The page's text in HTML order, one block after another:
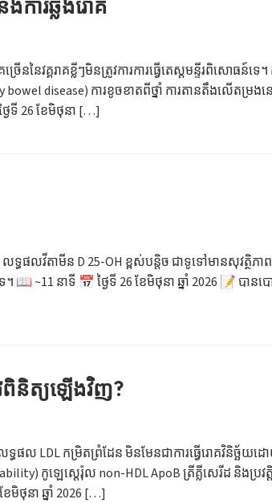
ការឆ្លងរោគ
នៃវគ្គរាគខ្លីៗមិនត្រូវការការធ្វើតេស្តមន្ទីរពិសោធ
disease) ការខូចខាតពីថ្នាំ ការតានតឹងលើតម្រ
ងៃទី 26 ខែមិថុនា […]
ធផលវីតាមីន D 25-OH ខ្ពស់បន្តិច ជាទូទៅមានសុវត្ថិ
នាទី 📅 ថ្ងៃទី 26 ខែមិថុនា ឆ្នាំ 2026 📝 បានបោះ
ពិនិត្យឡើងវិញ?
LDL កម្រិតព្រំដែន មិនមែនជាការធ្វើរោគវិនិច្ឆ័យដោ
ឡេស្តេរ៉ុល non-HDL ApoB ត្រីគ្លីសេរីដ និងប្រវត្តិផ្
ែមិថុនា ឆ្នាំ 2026 […]